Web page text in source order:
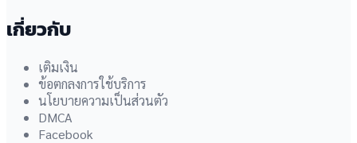
เกี่ยวกับ
เติมเงิน
ข้อตกลงการใช้บริการ
นโยบายความเป็นส่วนตัว
DMCA
Facebook